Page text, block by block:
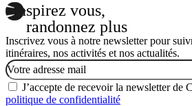
Inspirez vous,
randonnez plus
Inscrivez vous à notre newsletter pour
itinéraires, nos activités et nos actualités.
Email
J’accepte de recevoir la newsletter de
politique de confidentialité